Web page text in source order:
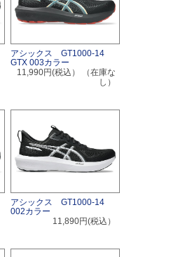
アシックス GT1000-14
GTX 003カラー
11,990円(税込）
（在庫な
し）
アシックス GT1000-14
002カラー
11,890円(税込）